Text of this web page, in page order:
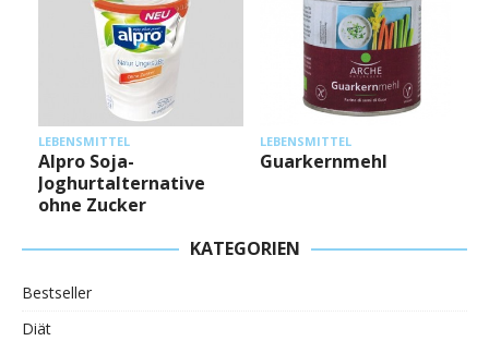
LEBENSMITTEL
Alpro Soja-
Joghurtalternative
ohne Zucker
LEBENSMITTEL
Guarkernmehl
KATEGORIEN
Bestseller
Diät